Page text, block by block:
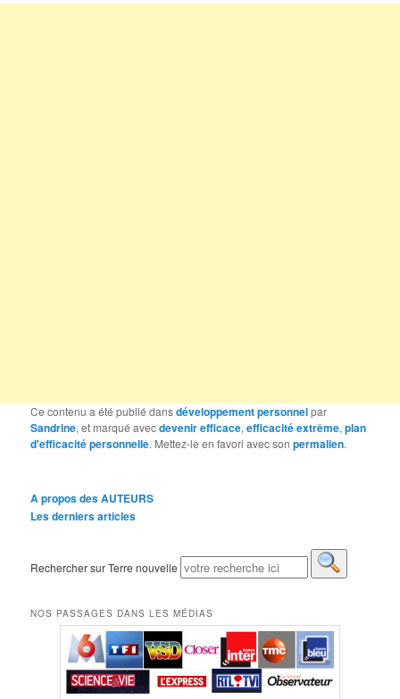
Ce contenu a été publié dansdéveloppement personnelpar
Sandrine, et marqué avecdevenir efficace,efficacité extrême,plan
d'efficacité personnelle. Mettez-le en favori avec sonpermalien.
A propos des AUTEURS
Les derniers articles
Rechercher sur Terre nouvelle
NOS PASSAGES DANS LES MÉDIAS